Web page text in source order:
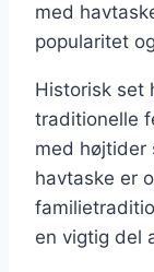
med
popularitet
Historisk set
traditionelle
med højtider
havtaske er
en vigtig del